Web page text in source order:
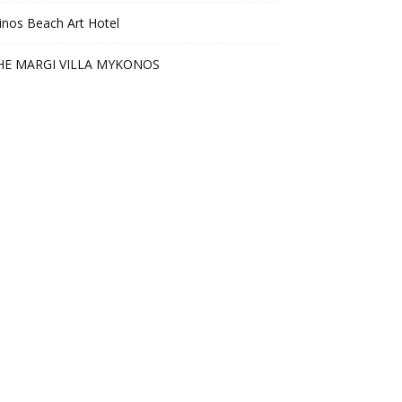
Beach Art Hotel
MARGI VILLA MYKONOS